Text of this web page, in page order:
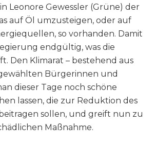
Leonore Gewessler (Grüne) der
auf Öl umzusteigen, oder auf
so vorhanden. Damit
endgültig, was die
Den Klimarat – bestehend aus
Bürgerinnen und
dieser Tage noch schöne
lassen, die zur Reduktion des
sollen, und greift nun zu
Maßnahme.